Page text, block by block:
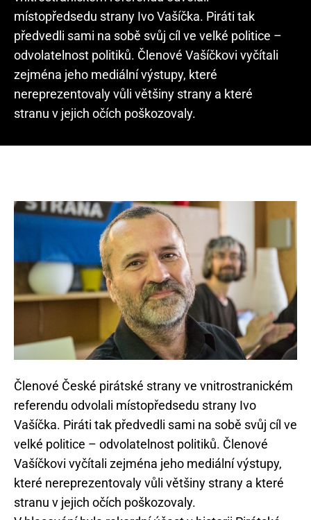
místopředsedu strany Ivo Vašíčka. Piráti tak
předvedli sami na sobě svůj cíl ve velké politice –
odvolatelnost politiků. Členové Vašíčkovi vyčítali
zejména jeho mediální výstupy, které
nereprezentovaly vůli většiny strany a které
stranu v jejich očích poškozovaly.
Členové České pirátské strany ve vnitrostranickém
referendu odvolali místopředsedu strany Ivo
Vašíčka. Piráti tak předvedli sami na sobě svůj cíl ve
velké politice – odvolatelnost politiků. Členové
Vašíčkovi vyčítali zejména jeho mediální výstupy,
které nereprezentovaly vůli většiny strany a které
stranu v jejich očích poškozovaly.